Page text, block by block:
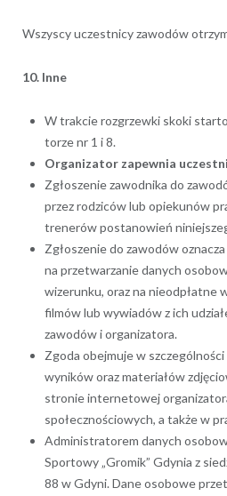
Wszyscy uczestnicy zawodów
10. Inne
W trakcie rozgrzewki skoki
torze nr 1 i 8.
Organizator zapewnia
Zgłoszenie zawodnika do
przez rodziców lub opiekunów
trenerów postanowień
Zgłoszenie do zawodów
na przetwarzanie danych
wizerunku, oraz na nieodpłatne
filmów lub wywiadów z ich
zawodów i organizatora.
Zgoda obejmuje w
wyników oraz materiałów
stronie internetowej
społecznościowych, a także w
Administratorem danych
Sportowy „Gromik” Gdynia z
88 w Gdyni. Dane osobowe